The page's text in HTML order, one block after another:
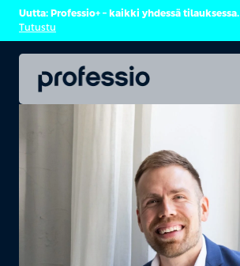
Uutta: Professio+ – kaikki yhdessä tilauksessa.
Tutustu